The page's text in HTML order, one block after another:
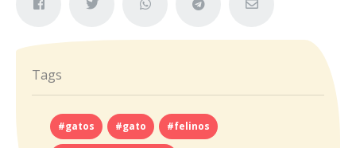
Tags
#gatos #gato #felinos